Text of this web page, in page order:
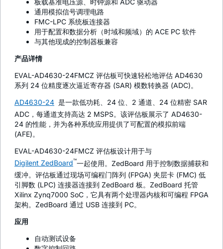
通用模拟信号调理电路
FMC-LPC 系统板连接器
用于配置和数据分析（时域和频域）的 ACE PC 软件
与其他现成的控制器板兼容
产品详情
EVAL-AD4630-24FMCZ 评估板可快速轻松地评估 AD4630
系列 24 位精度逐次逼近寄存器 (SAR) 模数转换器 (ADC)。
AD4630-24 是一款低功耗、24 位、2 通道、24 位精密 SAR
ADC，每通道支持高达 2 MSPS。该评估板展示了 AD4630-
24 的性能，并为各种系统应用提供了可配置的模拟前端
(AFE)。
EVAL-AD4630-24FMCZ 评估板设计用于与
Digilent ZedBoard™一起使用。ZedBoard 用于控制数据捕获和
缓冲。评估板通过现场可编程门阵列 (FPGA) 夹层卡 (FMC) 低
引脚数 (LPC) 连接器连接到 ZedBoard 板。ZedBoard 托管
Xilinx Zynq7000 SoC，它具有两个处理器内核和可编程 FPGA
架构。ZedBoard 通过 USB 连接到 PC。
应用
自动测试设备